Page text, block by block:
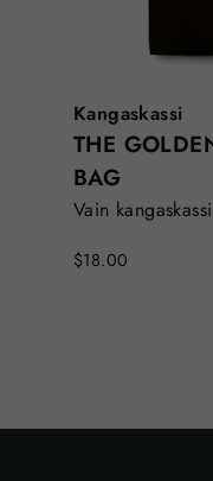
Kangaskassi
THE
BAG
Vain kangaskassi
$18.00